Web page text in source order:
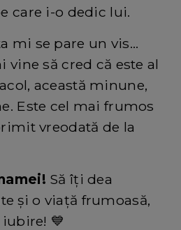
care i-o dedic lui.
mi se pare un vis…
vine să cred că este al
această minune,
Este cel mai frumos
vreodată de la
Să îți dea
și o viață frumoasă,
💙